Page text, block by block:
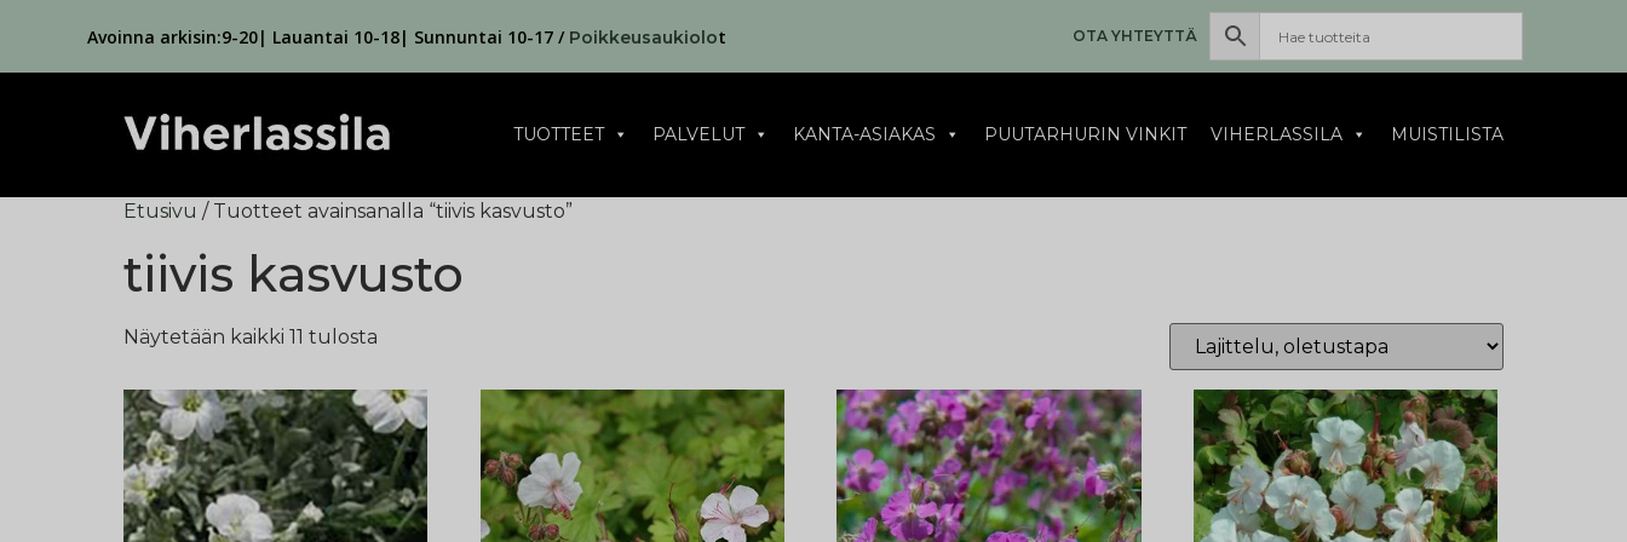
Avoinna arkisin:9-20| Lauantai 10-18| Sunnuntai 10-17 / Poikkeusaukiolot OTA YHTEYTTÄ
TUOTTEET PALVELUT KANTA-ASIAKAS PUUTARHURIN VINKIT VIHERLASSILA MUISTILISTA
Etusivu / Tuotteet avainsanalla “tiivis kasvusto”
tiivis kasvusto
Näytetään kaikki 11 tulosta